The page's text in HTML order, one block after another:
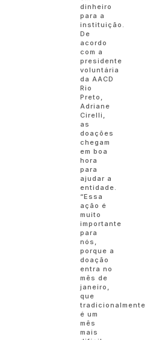
dinheiro
para a
instituição.
De
acordo
com a
presidente
voluntária
da AACD
Rio
Preto,
Adriane
Cirelli,
as
doações
chegam
em boa
hora
para
ajudar a
entidade.
“Essa
ação é
muito
importante
para
nós,
porque a
doação
entra no
mês de
janeiro,
que
tradicionalmente
é um
mês
mais